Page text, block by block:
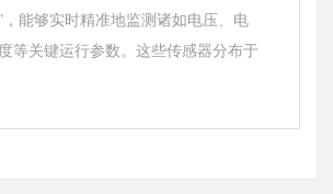
，能够实时精准地监测诸如电压、电
等关键运行参数。这些传感器分布于